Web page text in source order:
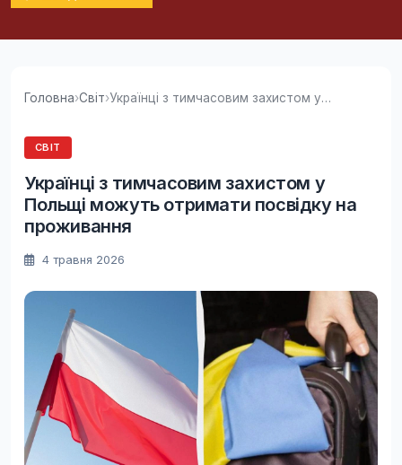
Головна›Світ› Українці з тимчасовим захистом у Польщі можуть...
СВІТ
Українці з тимчасовим захистом у
Польщі можуть отримати посвідку на
проживання
4 травня 2026